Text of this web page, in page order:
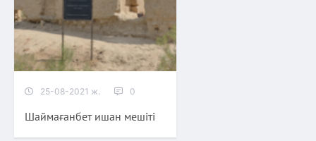
25-08-2021 ж. 0
Шаймағанбет ишан мешіті